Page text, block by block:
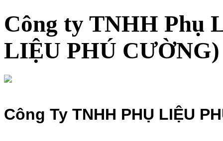
Công ty TNHH Phụ
LIỆU PHÚ CƯỜNG)
Công Ty TNHH PHỤ LIỆU